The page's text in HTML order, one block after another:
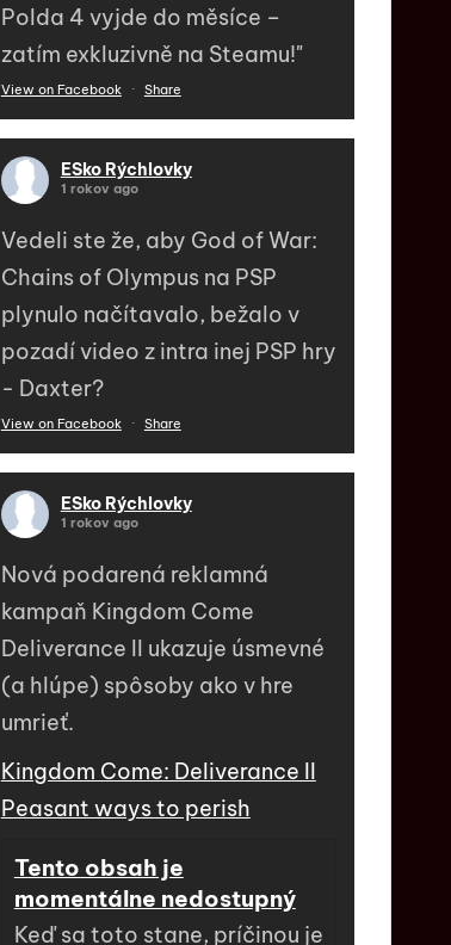
Polda 4 vyjde do měsíce –
zatím exkluzivně na Steamu!"
View on Facebook · Share
ESko Rýchlovky
1 rokov ago
Vedeli ste že, aby God of War:
Chains of Olympus na PSP
plynulo načítavalo, bežalo v
pozadí video z intra inej PSP hry
- Daxter?
View on Facebook · Share
ESko Rýchlovky
1 rokov ago
Nová podarená reklamná
kampaň Kingdom Come
Deliverance II ukazuje úsmevné
(a hlúpe) spôsoby ako v hre
umrieť.
Kingdom Come: Deliverance II
Peasant ways to perish
Tento obsah je
momentálne nedostupný
Keď sa toto stane, príčinou je